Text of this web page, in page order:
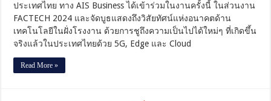
เทคโนโลยี
ด้วย
5G,
ประเทศไทย ทาง AIS Business ได้เข้าร่วมในงานครั้งนี้ ในส่วนงาน
FACTECH 2024 และจัดบูธแสดงถึงวิสัยทัศน์แห่งอนาคตด้าน
เทคโนโลยีในฝั่งโรงงาน ด้วยการชูถึงความเป็นไปได้ใหม่ๆ ที่เกิดขึ้น
จริงแล้วในประเทศไทยด้วย 5G, Edge และ Cloud
Read More »